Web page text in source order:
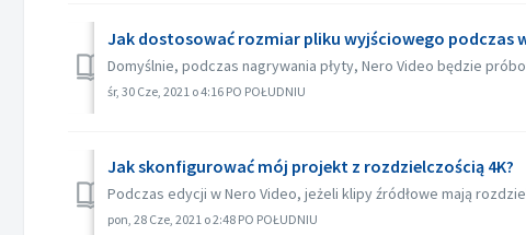
Jak dostosować rozmiar pliku wyjściowego podczas
Domyślnie, podczas nagrywania płyty, Nero Video będzie
śr, 30 Cze, 2021 o 4:16 PO POŁUDNIU
Jak skonfigurować mój projekt z rozdzielczością 4K?
Podczas edycji w Nero Video, jeżeli klipy źródłowe mają
pon, 28 Cze, 2021 o 2:48 PO POŁUDNIU